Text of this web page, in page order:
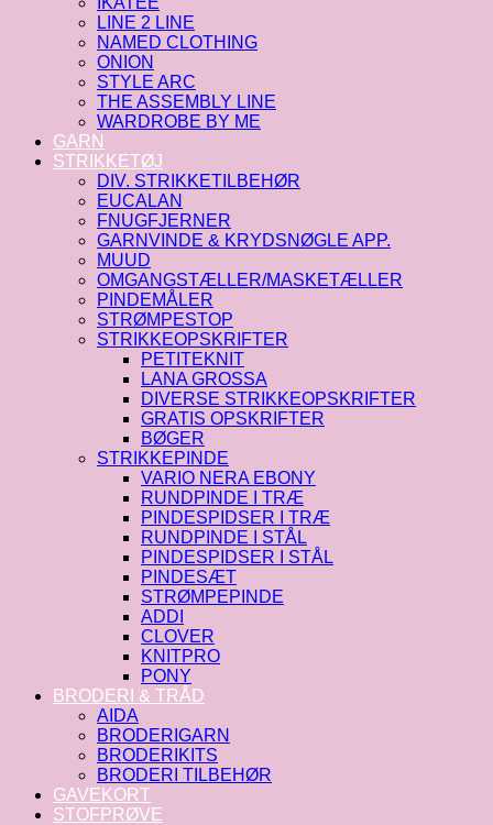
LINE 2 LINE
NAMED CLOTHING
ONION
STYLE ARC
THE ASSEMBLY LINE
WARDROBE BY ME
GARN
STRIKKETØJ
DIV. STRIKKETILBEHØR
EUCALAN
FNUGFJERNER
GARNVINDE & KRYDSNØGLE APP.
MUUD
OMGANGSTÆLLER/MASKETÆLLER
PINDEMÅLER
STRØMPESTOP
STRIKKEOPSKRIFTER
PETITEKNIT
LANA GROSSA
DIVERSE STRIKKEOPSKRIFTER
GRATIS OPSKRIFTER
BØGER
STRIKKEPINDE
VARIO NERA EBONY
RUNDPINDE I TRÆ
PINDESPIDSER I TRÆ
RUNDPINDE I STÅL
PINDESPIDSER I STÅL
PINDESÆT
STRØMPEPINDE
ADDI
CLOVER
KNITPRO
PONY
BRODERI & TRÅD
AIDA
BRODERIGARN
BRODERIKITS
BRODERI TILBEHØR
GAVEKORT
STOFPRØVE